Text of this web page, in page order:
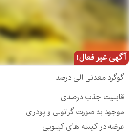
آگهی غیر فعال!
گوگرد معدنی الی درصد
قابلیت جذب درصدی
موجود به صورت گرانولی و پودری
عرضه در کیسه های کیلویی